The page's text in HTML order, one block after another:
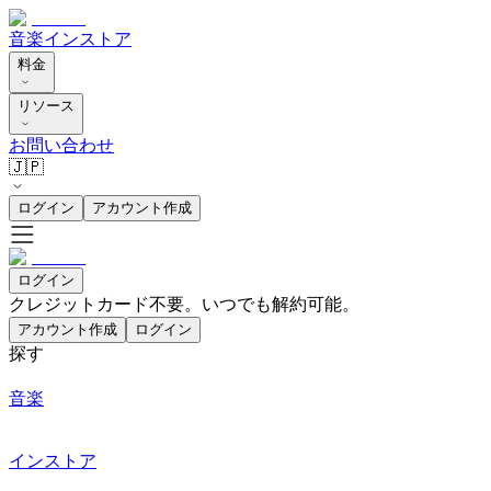
音楽インストア
料金
リソース
お問い合わせ
🇯🇵
ログイン アカウント作成
ログイン
クレジットカード不要。いつでも解約可能。
アカウント作成 ログイン
探す
音楽
インストア